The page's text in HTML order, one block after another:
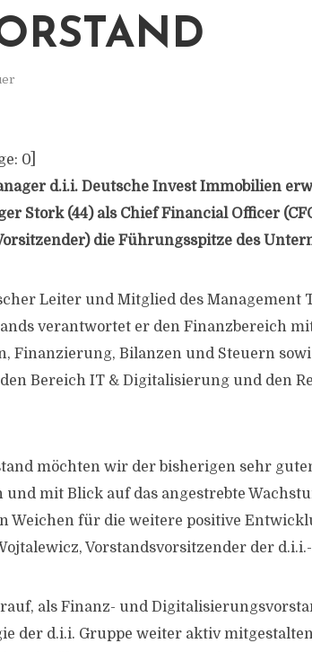
0
d.i.i. Deutsche Invest Immobilien
Stork (44) als Chief Financial Officer
die Führungsspitze des
Leiter und Mitglied des Management
verantwortet er den Finanzbereich
Finanzierung, Bilanzen und Steuern
Bereich IT & Digitalisierung und den
möchten wir der bisherigen sehr
mit Blick auf das angestrebte
Weichen für die weitere positive
Vorstandsvorsitzender der
als Finanz- und
der d.i.i. Gruppe weiter aktiv